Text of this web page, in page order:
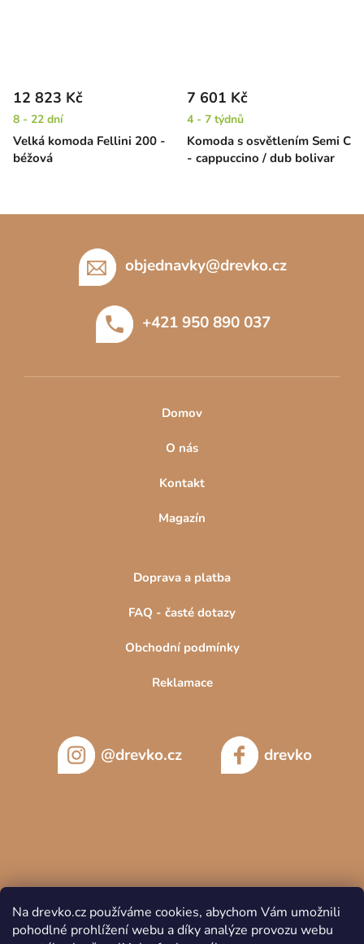
Na drevko.cz používáme cookies, abychom Vám umožnili
pohodlné prohlížení webu a díky analýze provozu webu
Velká komoda Fellini 200 -
béžová
12 823 Kč
8 - 22 dní
Komoda s osvětlením Semi C
- cappuccino / dub bolivar
7 601 Kč
4 - 7 týdnů
objednavky@drevko.cz
+421 950 890 037
Domov
O nás
Kontakt
Magazín
Doprava a platba
FAQ - časté dotazy
Obchodní podmínky
Reklamace
@drevko.cz drevko